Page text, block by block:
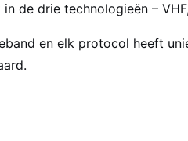
de drie technologieën –
en elk protocol heeft